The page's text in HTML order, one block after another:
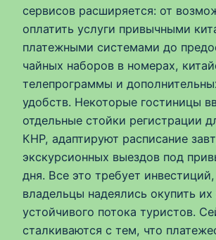
сервисов расширяется: от
оплатить услуги привычными
платежными системами до
чайных наборов в номерах,
телепрограммы и
удобств. Некоторые гостиницы
отдельные стойки регистрации
КНР, адаптируют расписание
экскурсионных выездов под
дня. Все это требует
владельцы надеялись окупить их
устойчивого потока туристов.
сталкиваются с тем, что